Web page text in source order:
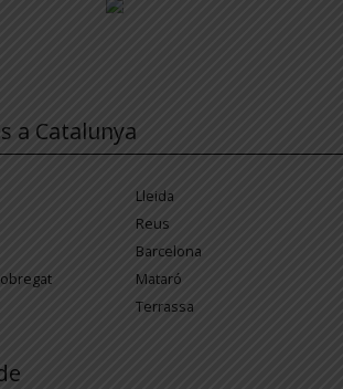
a Catalunya
Lleida
Reus
Barcelona
Mataró
Terrassa